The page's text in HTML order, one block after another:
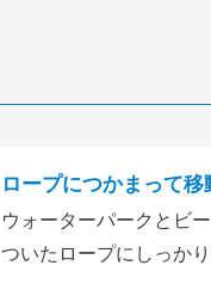
ロープにつかまって移
ウォーターパークとビ
ついたロープにしっか